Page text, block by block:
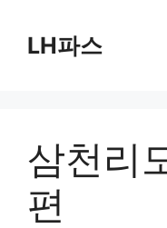
LH파스
삼천리
편